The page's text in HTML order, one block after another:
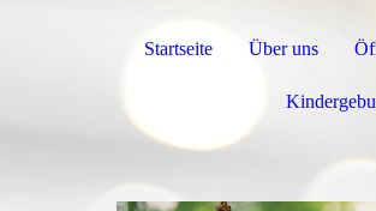
Startseite Über uns